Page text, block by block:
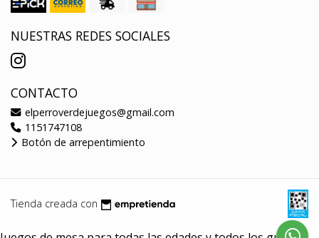
NUESTRAS REDES SOCIALES
CONTACTO
elperroverdejuegos@gmail.com
1151747108
Botón de arrepentimiento
Tienda creada con